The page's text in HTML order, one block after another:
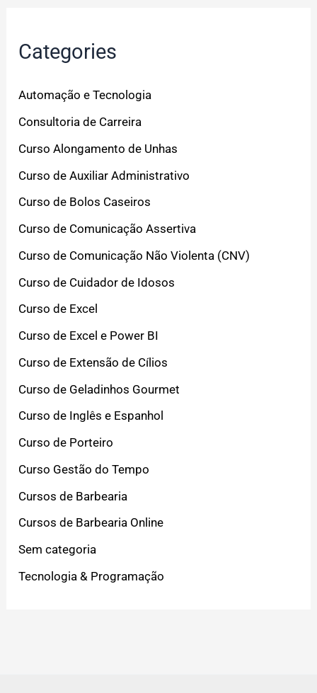
Categories
Automação e Tecnologia
Consultoria de Carreira
Curso Alongamento de Unhas
Curso de Auxiliar Administrativo
Curso de Bolos Caseiros
Curso de Comunicação Assertiva
Curso de Comunicação Não Violenta (CNV)
Curso de Cuidador de Idosos
Curso de Excel
Curso de Excel e Power BI
Curso de Extensão de Cílios
Curso de Geladinhos Gourmet
Curso de Inglês e Espanhol
Curso de Porteiro
Curso Gestão do Tempo
Cursos de Barbearia
Cursos de Barbearia Online
Sem categoria
Tecnologia & Programação